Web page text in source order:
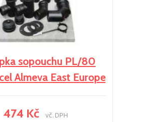
sopouchu PL/80
Almeva East Europe
474 Kč vč. DPH